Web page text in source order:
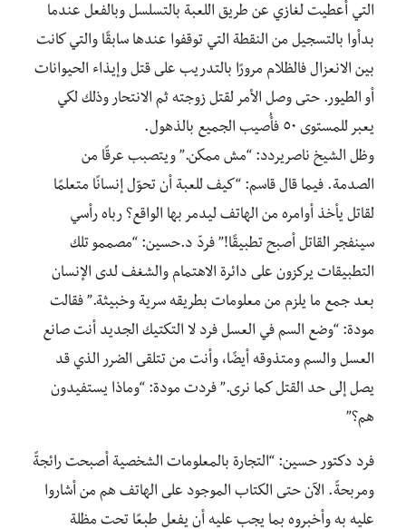
التي أُعطيت لغازي عن طريق اللعبة بالتسلسل وبالفعل عندما
بدأوا بالتسجيل من النقطة التي توقفوا عندها سابقًا والتي كانت
بين الانعزال فالظلام مرورًا بالتدريب على قتل وإيذاء الحيوانات
أو الطيور. حتى وصل الأمر لقتل زوجته ثم الانتحار وذلك لكي
يعبر للمستوى ٥٠ فأُصيب الجميع بالذهول.
وظل الشيخ ناصريردد: “مش ممكن.” ويتصبب عرقًا من
الصدمة. فيما قال قاسم: “كيف للعبة أن تحوّل إنسانًا متعلمًا
لقاتل يأخذ أوامره من الهاتف ليدمر بها الواقع؟ رباه رأسي
سينفجر القاتل أصبح تطبيقًا!” فردّ د.حسين: “مصممو تلك
التطبيقات يركزون على دائرة الاهتمام والشغف لدى الإنسان
بعد جمع ما يلزم من معلومات بطريقه سرية وخبيثة.” فقالت
مودة: “وضع السم في العسل فرد لا التكتيك الجديد أنت صانع
العسل والسم ومتذوقه أيضًا، وأنت من تتلقى الضرر الذي قد
يصل إلى حد القتل كما نرى.” فردت مودة: “وماذا يستفيدون
هم؟”
فرد دكتور حسين: “التجارة بالمعلومات الشخصية أصبحت رائجةً
ومربحةً. الآن حتى الكتاب الموجود على الهاتف هم من أشاروا
عليه به وأخبروه بما يجب عليه أن يفعل طبعًا تحت مظلة